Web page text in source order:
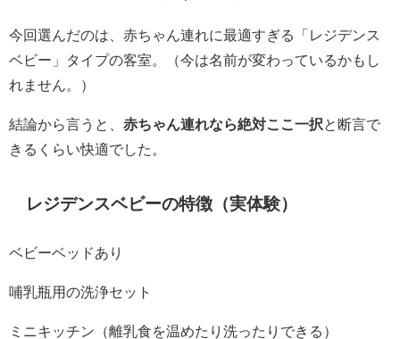
今回選んだのは、赤ちゃん連れに最適すぎる「レジデンス
ベビー」タイプの客室。（今は名前が変わっているかもし
れません。）
結論から言うと、 赤ちゃん連れなら絶対ここ一択 と断言で
きるくらい快適でした。
レジデンスベビーの特徴（実体験）
ベビーベッドあり
哺乳瓶用の洗浄セット
ミニキッチン（離乳食を温めたり洗ったりできる）